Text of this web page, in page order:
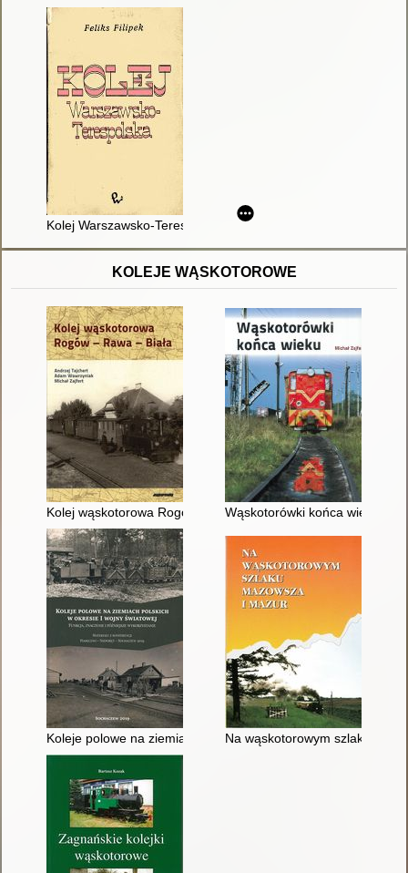
Kolej Warszawsko-Terespolska
KOLEJE WĄSKOTOROWE
Kolej wąskotorowa Rogów - Rawa - BiałaWąskotorówki końca wieku
Koleje polowe na ziemiach polskich w okresie I wojny
Na wąskotorowym szlaku